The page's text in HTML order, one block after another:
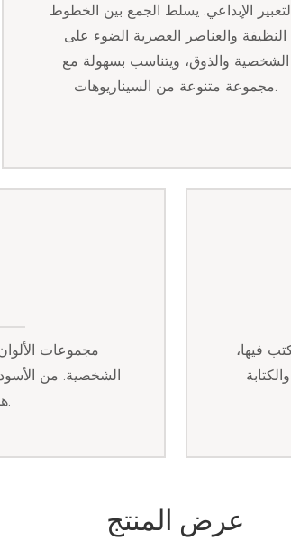
الإبداعي. يسلط الجمع بين الخطوط
النظيفة والعناصر العصرية الضوء على
الشخصية والذوق، ويتناسب بسهولة مع
مجموعة متنوعة من السيناريوهات.
مجموعات الألوان
الشخصية. من الأسود
هناك دائمًا ما يناسب أسلوبك ومزاجك.
فيها،
عرض المنتج